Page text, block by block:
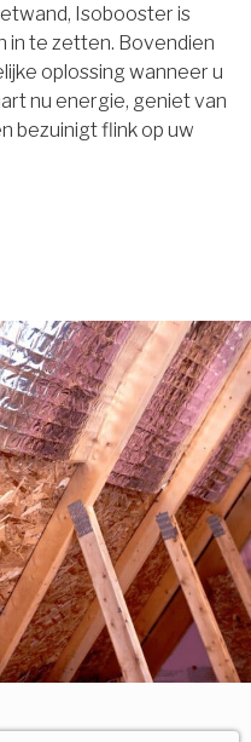
Isobooster is
in te zetten. Bovendien
oplossing wanneer u
nu energie, geniet van
bezuinigt flink op uw